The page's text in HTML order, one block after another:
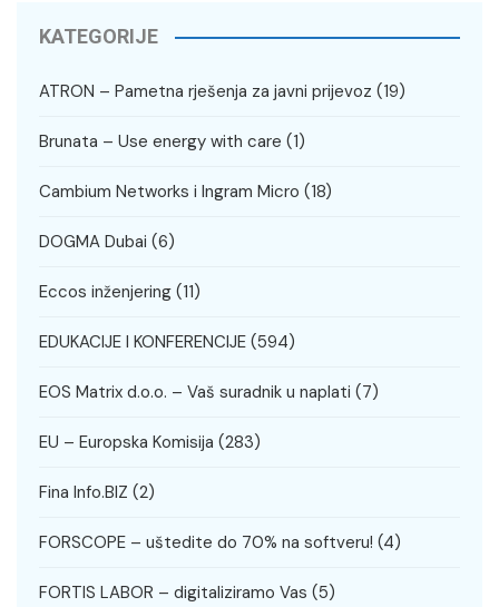
KATEGORIJE
ATRON – Pametna rješenja za javni prijevoz (19)
Brunata – Use energy with care (1)
Cambium Networks i Ingram Micro (18)
DOGMA Dubai (6)
Eccos inženjering (11)
EDUKACIJE I KONFERENCIJE (594)
EOS Matrix d.o.o. – Vaš suradnik u naplati (7)
EU – Europska Komisija (283)
Fina Info.BIZ (2)
FORSCOPE – uštedite do 70% na softveru! (4)
FORTIS LABOR – digitaliziramo Vas (5)